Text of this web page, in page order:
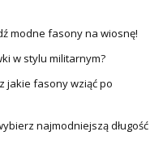
modne fasony na wiosnę!
w stylu militarnym?
jakie fasony wziąć po
najmodniejszą długość